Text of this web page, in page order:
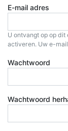
E-mail adres
U ontvangt op op
activeren. Uw e-
Wachtwoord
Wachtwoord